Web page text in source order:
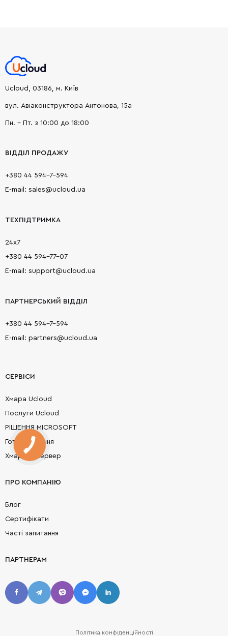
Ucloud, 03186, м. Київ
вул. Авіаконструктора Антонова, 15а
Пн. - Пт. з 10:00 до 18:00
ВІДДІЛ ПРОДАЖУ
+380 44 594-7-594
E-mail: sales@ucloud.ua
ТЕХПІДТРИМКА
24х7
+380 44 594-77-07
E-mail: support@ucloud.ua
ПАРТНЕРСЬКИЙ ВІДДІЛ
+380 44 594-7-594
E-mail: partners@ucloud.ua
СЕРВІСИ
Хмара Ucloud
Послуги Ucloud
РІШЕННЯ MICROSOFT
Готові рішення
Хмарний сервер
ПРО КОМПАНІЮ
Блог
Сертифікати
Часті запитання
ПАРТНЕРАМ
Політика конфіденційності